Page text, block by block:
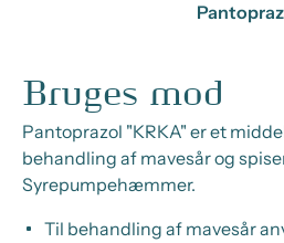
Bruges mod
Pantoprazol "KRKA" er et
behandling af mavesår og
Syrepumpehæmmer.
Til behandling af mavesår